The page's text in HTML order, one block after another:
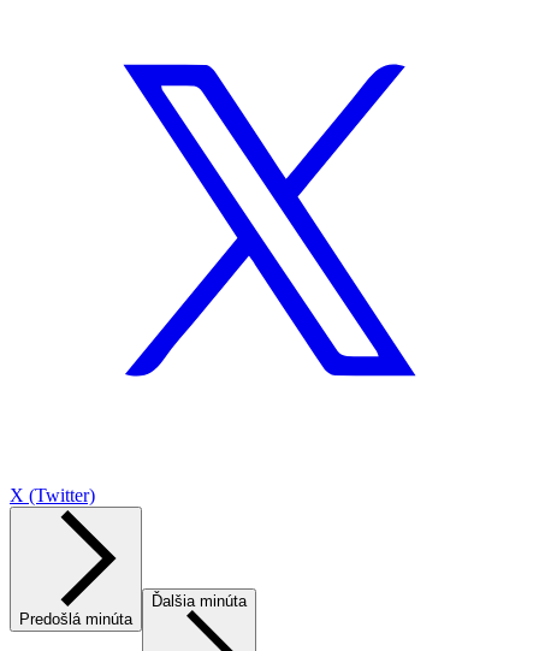
X (Twitter)
Predošlá minúta
Ďalšia minúta